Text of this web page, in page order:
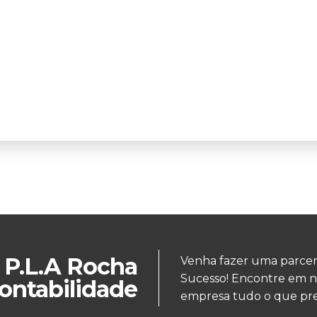
P.L.A Rocha
Venha fazer uma
Sucesso! Encontre em
empresa tudo o que